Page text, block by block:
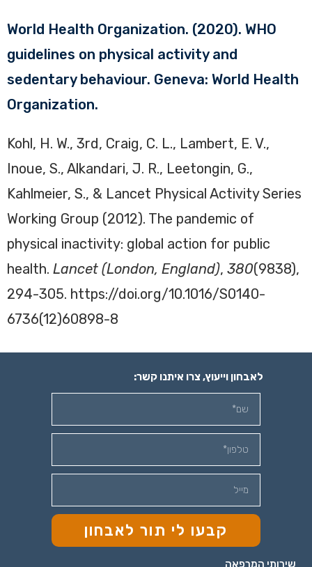
World Health Organization. (2020). WHO
guidelines on physical activity and
sedentary behaviour. Geneva: World Health
Organization.
Kohl, H. W., 3rd, Craig, C. L., Lambert, E. V.,
Inoue, S., Alkandari, J. R., Leetongin, G.,
Kahlmeier, S., & Lancet Physical Activity Series
Working Group (2012). The pandemic of
physical inactivity: global action for public
health. Lancet (London, England), 380(9838),
294-305. https://doi.org/10.1016/S0140-
6736(12)60898-8
לאבחון וייעוץ, צרו איתנו קשר:
קבעו לי תור לאבחון